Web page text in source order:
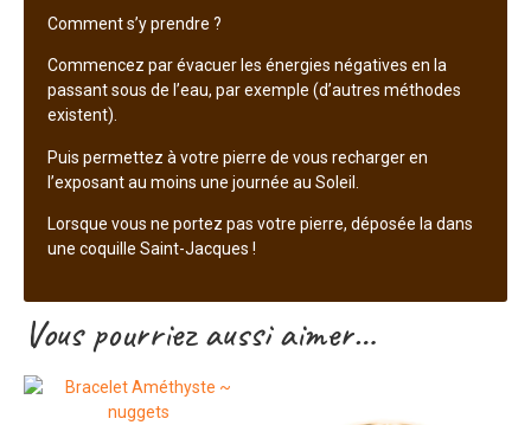
Comment s’y prendre ?
Commencez par évacuer les énergies négatives en la
passant sous de l’eau, par exemple (d’autres méthodes
existent).
Puis permettez à votre pierre de vous recharger en
l’exposant au moins une journée au Soleil.
Lorsque vous ne portez pas votre pierre, déposée la dans
une coquille Saint-Jacques !
Vous pourriez aussi aimer…